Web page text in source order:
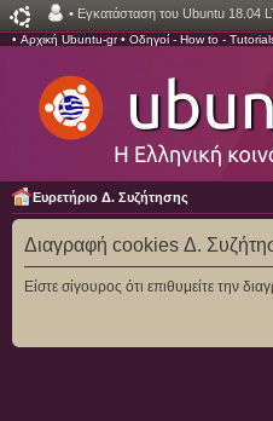
• Εγκατάσταση του Ubuntu 18.04
• Αρχική Ubuntu-gr• Οδηγοί - How to -
Ευρετήριο Δ. Συζήτησης
Διαγραφή cookies Δ.
Είστε σίγουρος ότι επιθυμείτε την